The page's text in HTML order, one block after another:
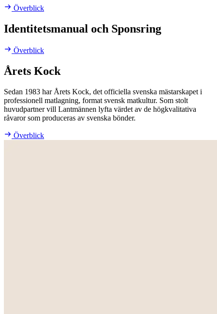
Överblick
Identitetsmanual och Sponsring
Överblick
Årets Kock
Sedan 1983 har Årets Kock, det officiella svenska mästarskapet i
professionell matlagning, format svensk matkultur. Som stolt
huvudpartner vill Lantmännen lyfta värdet av de högkvalitativa
råvaror som produceras av svenska bönder.
Överblick